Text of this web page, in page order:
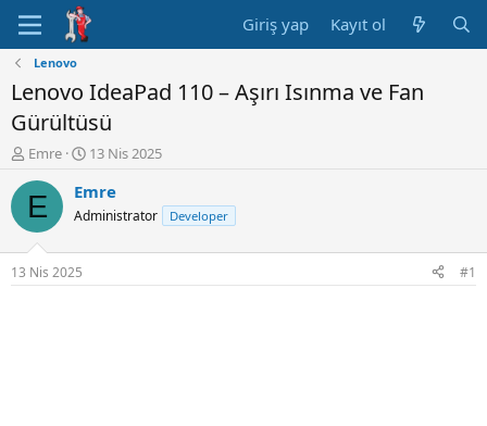
Giriş yap Kayıt ol
Lenovo
Lenovo IdeaPad 110 – Aşırı Isınma ve Fan
Gürültüsü
K
n
u
y
u
B
a
Emre
B
ş
l
n
ı
13 Nis 2025
E Emre
Administrator Developer
13 Nis 2025 #1